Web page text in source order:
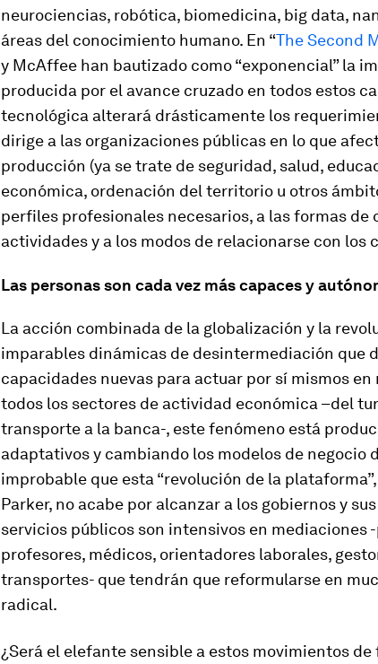
neurociencias, robótica, biomedicina, big data,
áreas del conocimiento humano. En “The Second
y McAffee han bautizado como “exponencial” la
producida por el avance cruzado en todos estos
tecnológica alterará drásticamente los
dirige a las organizaciones públicas en lo que
producción (ya se trate de seguridad, salud,
económica, ordenación del territorio u otros
perfiles profesionales necesarios, a las formas de
actividades y a los modos de relacionarse con los
Las personas son cada vez más capaces y
La acción combinada de la globalización y la
imparables dinámicas de desintermediación que
capacidades nuevas para actuar por sí mismos
todos los sectores de actividad económica –del
transporte a la banca-, este fenómeno está
adaptativos y cambiando los modelos de negocio
improbable que esta “revolución de la
Parker, no acabe por alcanzar a los gobiernos y
servicios públicos son intensivos en mediaciones
profesores, médicos, orientadores laborales,
transportes- que tendrán que reformularse en
radical.
¿Será el elefante sensible a estos movimientos